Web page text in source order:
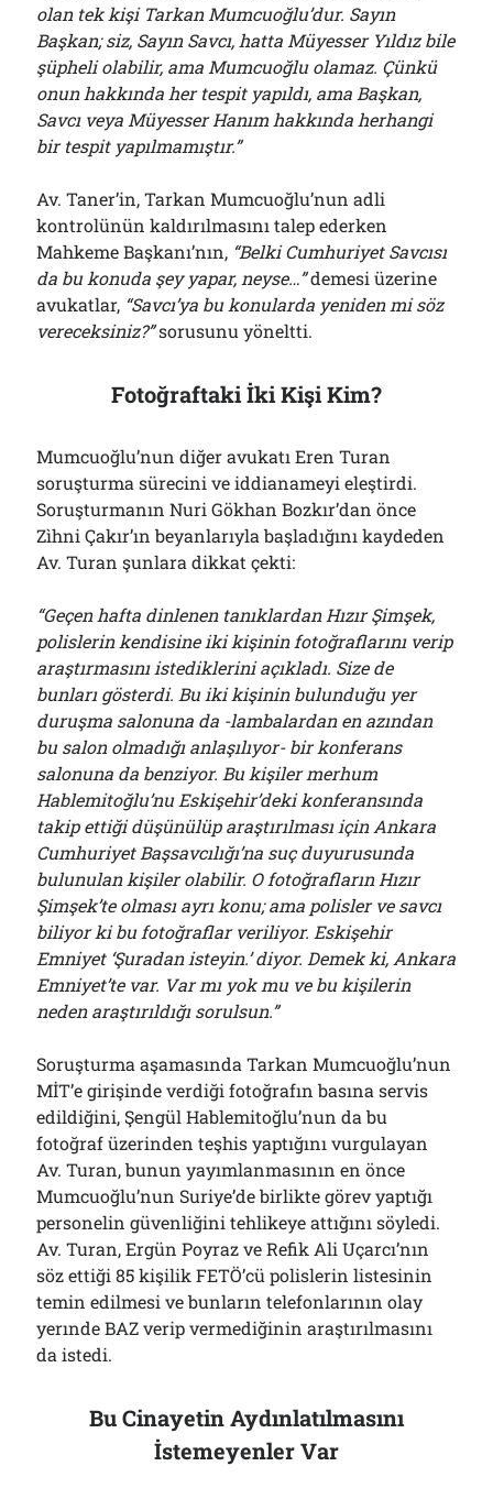
olan tek kişi Tarkan Mumcuoğlu’dur. Sayın
Başkan; siz, Sayın Savcı, hatta Müyesser Yıldız bile
şüpheli olabilir, ama Mumcuoğlu olamaz. Çünkü
onun hakkında her tespit yapıldı, ama Başkan,
Savcı veya Müyesser Hanım hakkında herhangi
bir tespit yapılmamıştır.”
Av. Taner’in, Tarkan Mumcuoğlu’nun adli
kontrolünün kaldırılmasını talep ederken
Mahkeme Başkanı’nın, “Belki Cumhuriyet Savcısı
da bu konuda şey yapar, neyse…”demesi üzerine
avukatlar, “Savcı’ya bu konularda yeniden mi söz
vereceksiniz?”sorusunu yöneltti.
Fotoğraftaki İki Kişi Kim?
Mumcuoğlu’nun diğer avukatı Eren Turan
soruşturma sürecini ve iddianameyi eleştirdi.
Soruşturmanın Nuri Gökhan Bozkır’dan önce
Zìhni Çakır’ın beyanlarıyla başladığını kaydeden
Av. Turan şunlara dikkat çekti:
“Geçen hafta dinlenen tanıklardan Hızır Şimşek,
polislerin kendisine iki kişinin fotoğraflarını verip
araştırmasını istediklerini açıkladı. Size de
bunları gösterdi. Bu iki kişinin bulunduğu yer
duruşma salonuna da -lambalardan en azından
bu salon olmadığı anlaşılıyor- bir konferans
salonuna da benziyor. Bu kişiler merhum
Hablemitoğlu’nu Eskişehir’deki konferansında
takip ettiği düşünülüp araştırılması için Ankara
Cumhuriyet Başsavcılığı’na suç duyurusunda
bulunulan kişiler olabilir. O fotoğrafların Hızır
Şimşek’te olması ayrı konu; ama polisler ve savcı
biliyor ki bu fotoğraflar veriliyor. Eskişehir
Emniyet ‘Şuradan isteyin.’ diyor. Demek ki, Ankara
Emniyet’te var. Var mı yok mu ve bu kişilerin
neden araştırıldığı sorulsun.”
Soruşturma aşamasında Tarkan Mumcuoğlu’nun
MİT’e girişinde verdiği fotoğrafın basına servis
edildiğini, Şengül Hablemitoğlu’nun da bu
fotoğraf üzerinden teşhis yaptığını vurgulayan
Av. Turan, bunun yayımlanmasının en önce
Mumcuoğlu’nun Suriye’de birlikte görev yaptığı
personelin güvenliğini tehlikeye attığını söyledi.
Av. Turan, Ergün Poyraz ve Refik Ali Uçarcı’nın
söz ettiği 85 kişilik FETÖ’cü polislerin listesinin
temin edilmesi ve bunların telefonlarının olay
yerınde BAZ verip vermediğinin araştırılmasını
da istedi.
Bu Cinayetin Aydınlatılmasını
İstemeyenler Var